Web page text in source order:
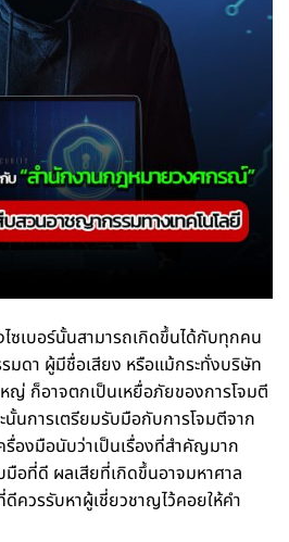
ซเบอร์นั้นสามารถเกิดขึ้นได้กับทุกคน
มดา ผู้มีชื่อเสียง หรือแม้กระทั่งบริษัท
ญ่ ก็อาจตกเป็นเหยื่อภัยของการโจมตี
นั้นการเตรียมรับมือกับการโจมตีจาก
รื่องมือนับว่าเป็นเรื่องที่สำคัญมาก
มือที่ดี ผลเสียที่เกิดขึ้นอาจมหาศาล
วรรับหาผู้เชี่ยวชาญไว้คอยให้คำ